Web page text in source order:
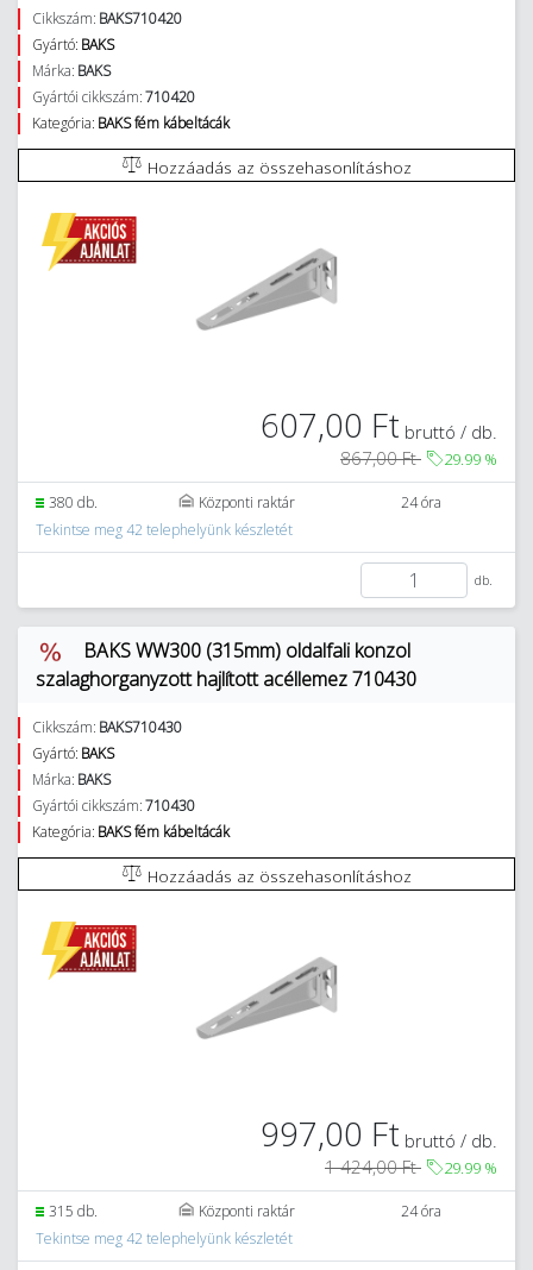
Cikkszám: BAKS710420
Gyártó: BAKS
Márka: BAKS
Gyártói cikkszám:710420
Kategória: BAKS fém kábeltácák
Hozzáadás az összehasonlításhoz
607,00 Ft bruttó / db.
867,00 Ft
29.99 %
380 db. Központi raktár
24 óra
Tekintse meg 42 telephelyünk készletét
db.
BAKS WW300 (315mm) oldalfali konzol
szalaghorganyzott hajlított acéllemez 710430
Cikkszám: BAKS710430
Gyártó: BAKS
Márka: BAKS
Gyártói cikkszám:710430
Kategória: BAKS fém kábeltácák
Hozzáadás az összehasonlításhoz
997,00 Ft bruttó / db.
1 424,00 Ft
29.99 %
315 db. Központi raktár
24 óra
Tekintse meg 42 telephelyünk készletét